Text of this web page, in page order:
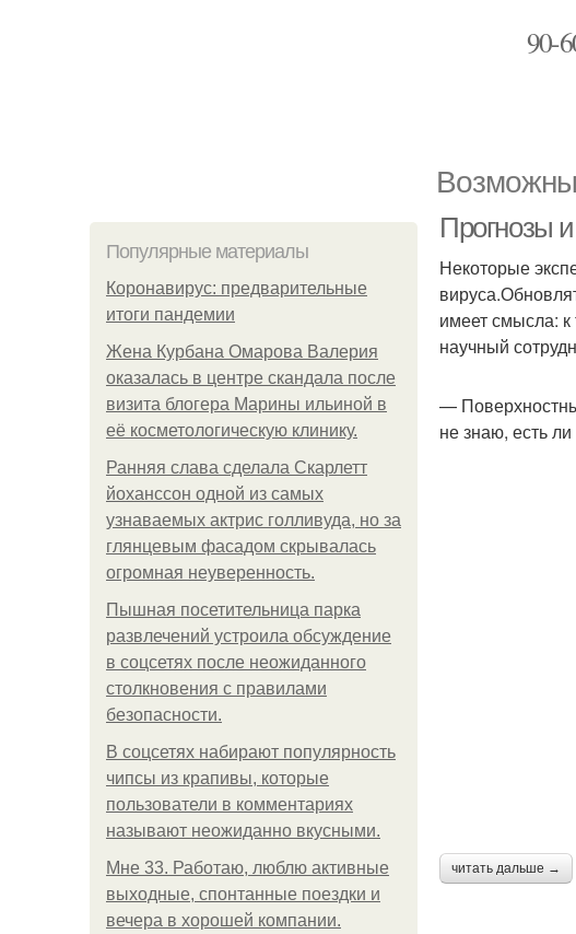
90-
Популярные материалы
Коронавирус: предварительные
итоги пандемии
Жена Курбана Омарова Валерия
оказалась в центре скандала после
визита блогера Марины ильиной в
её косметологическую клинику.
Ранняя слава сделала Скарлетт
йоханссон одной из самых
узнаваемых актрис голливуда, но за
глянцевым фасадом скрывалась
огромная неуверенность.
Пышная посетительница парка
развлечений устроила обсуждение
в соцсетях после неожиданного
столкновения с правилами
безопасности.
В соцсетях набирают популярность
чипсы из крапивы, которые
пользователи в комментариях
называют неожиданно вкусными.
Мне 33. Работаю, люблю активные
выходные, спонтанные поездки и
вечера в хорошей компании.
Прогнозы
Некоторые
имеет смысла: к
научный
—
не знаю, есть
читать дальше →